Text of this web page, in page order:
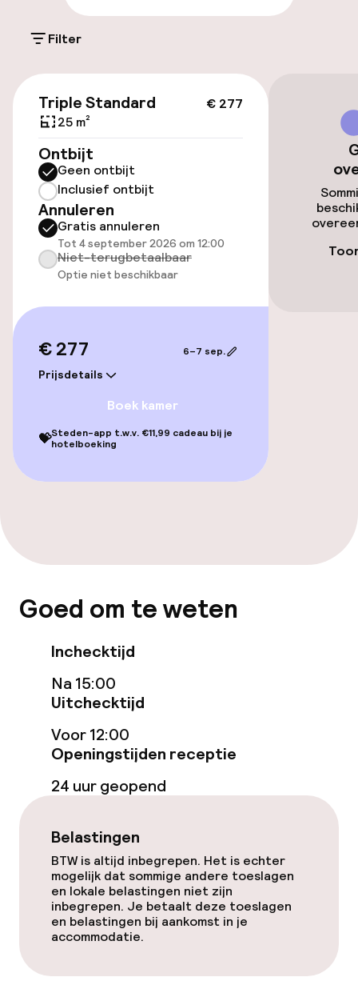
Parkeergelegenheid op eigen terrein
(buiten)
Parkeergelegenheid op eigen terrein
(binnen)
Openbaar parkeren
Fietsenstalling
Fietsverhuur
Toegankelijkheid
Overal rolstoeltoegankelijk
Zwemmen & wellness
Entertainment
Gratis wifi
Zonneterras
TV lounge
Eet- en drinkgelegenheden
Bar
Eet- en drinkdiensten
Ontbijtbuffet
Filter
€ 277
Triple Standard
25 m²
Ontbijt
Geen ontbijt
Inclusief ontbijt
Annuleren
Gratis annuleren
Tot 4 september 2026 om 12:00
Niet-terugbetaalbaar
Optie niet beschikbaar
€ 277
Prijsdetails
6–7 sep.
Boek kamer
💝Steden-app t.w.v. €11,99 cadeau bij je
hotelboeking
Goed om te weten
Inchecktijd
Na 15:00
Uitchecktijd
Voor 12:00
Openingstijden receptie
24 uur geopend
Belastingen
BTW is altijd inbegrepen. Het is echter
mogelijk dat sommige andere toeslagen
en lokale belastingen niet zijn
inbegrepen. Je betaalt deze toeslagen
en belastingen bij aankomst in je
accommodatie.